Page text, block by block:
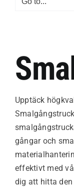
Upptäck
gångar och
effektivt med
dig att hitta